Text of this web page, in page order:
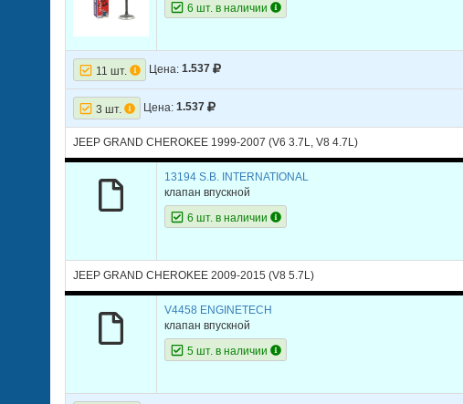
6 шт. в наличии
11 шт. Цена: 1.537
3 шт. Цена: 1.537
JEEP GRAND CHEROKEE 1999-2007 (V6 3.7L, V8 4.7L)
13194 S.B. INTERNATIONAL
клапан впускной
6 шт. в наличии
JEEP GRAND CHEROKEE 2009-2015 (V8 5.7L)
V4458 ENGINETECH
клапан впускной
5 шт. в наличии